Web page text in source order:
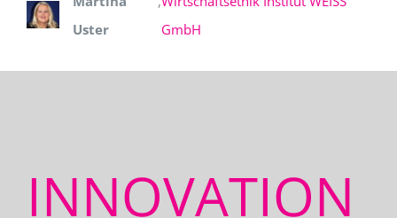
Uster
GmbH
INNOVATION